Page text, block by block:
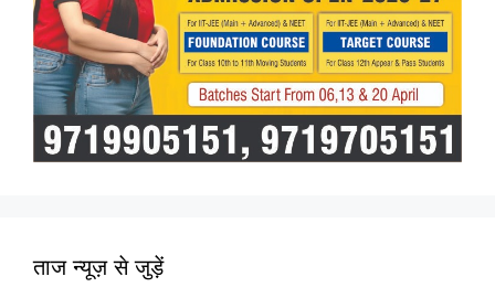
ताज न्यूज़ से जुड़ें